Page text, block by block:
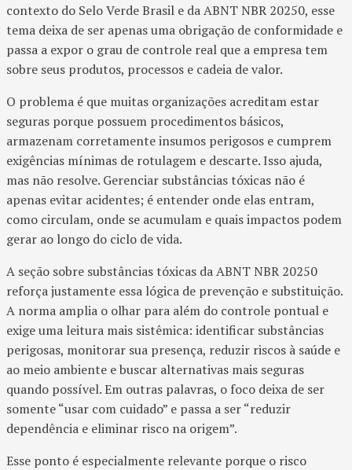
contexto do Selo Verde Brasil e da ABNT NBR 20250, esse
tema deixa de ser apenas uma obrigação de conformidade e
passa a expor o grau de controle real que a empresa tem
sobre seus produtos, processos e cadeia de valor.
O problema é que muitas organizações acreditam estar
seguras porque possuem procedimentos básicos,
armazenam corretamente insumos perigosos e cumprem
exigências mínimas de rotulagem e descarte. Isso ajuda,
mas não resolve. Gerenciar substâncias tóxicas não é
apenas evitar acidentes; é entender onde elas entram,
como circulam, onde se acumulam e quais impactos podem
gerar ao longo do ciclo de vida.
A seção sobre substâncias tóxicas da ABNT NBR 20250
reforça justamente essa lógica de prevenção e substituição.
A norma amplia o olhar para além do controle pontual e
exige uma leitura mais sistêmica: identificar substâncias
perigosas, monitorar sua presença, reduzir riscos à saúde e
ao meio ambiente e buscar alternativas mais seguras
quando possível. Em outras palavras, o foco deixa de ser
somente “usar com cuidado” e passa a ser “reduzir
dependência e eliminar risco na origem”.
Esse ponto é especialmente relevante porque o risco